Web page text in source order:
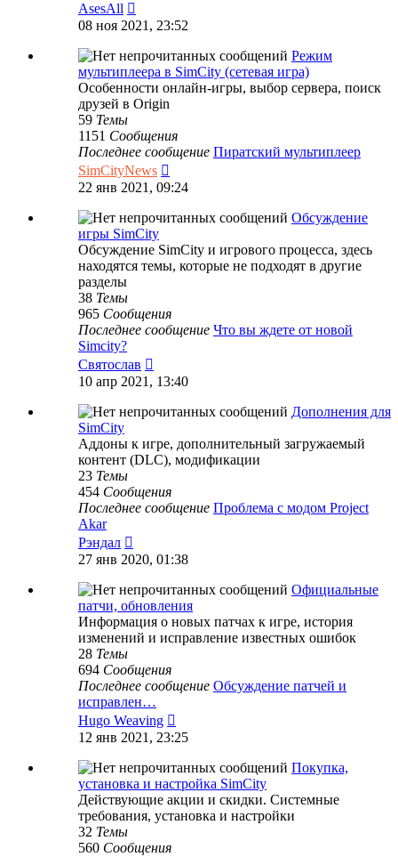
AsesAll
к
сообщению
08 ноя 2021, 23:52
Режим
мультиплеера в SimCity (сетевая игра)
Особенности онлайн-игры, выбор сервера, поиск
друзей в Origin
59 Темы
1151 Сообщения
Последнее сообщение Пиратский мультиплеер
SimCityNews
к
сообщению
22 янв 2021, 09:24
Обсуждение
игры SimCity
Обсуждение SimCity и игрового процесса, здесь
находятся темы, которые не подходят в другие
разделы
38 Темы
965 Сообщения
Последнее сообщение Что вы ждете от новой
Simcity?
Святослав
к
сообщению
10 апр 2021, 13:40
Дополнения для
SimCity
Аддоны к игре, дополнительный загружаемый
контент (DLC), модификации
23 Темы
454 Сообщения
Последнее сообщение Проблема с модом Project
Akar
Рэндал
к
сообщению
27 янв 2020, 01:38
Официальные
патчи, обновления
Информация о новых патчах к игре, история
изменений и исправление известных ошибок
28 Темы
694 Сообщения
Последнее сообщение Обсуждение патчей и
исправлен…
Hugo Weaving
к
сообщению
12 янв 2021, 23:25
Покупка,
установка и настройка SimCity
Действующие акции и скидки. Системные
требования, установка и настройки
32 Темы
560 Сообщения